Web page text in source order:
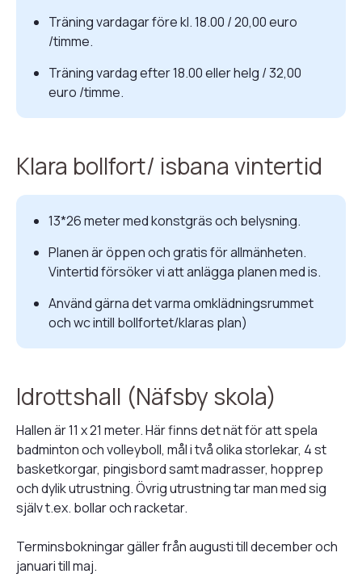
Träning vardagar före kl. 18.00 / 20,00 euro
/timme.
Träning vardag efter 18.00 eller helg / 32,00
euro /timme.
Klara bollfort/ isbana vintertid
13*26 meter med konstgräs och belysning.
Planen är öppen och gratis för allmänheten.
Vintertid försöker vi att anlägga planen med is.
Använd gärna det varma omklädningsrummet
och wc intill bollfortet/klaras plan)
Idrottshall (Näfsby skola)
Hallen är 11 x 21 meter. Här finns det nät för att spela
badminton och volleyboll, mål i två olika storlekar, 4 st
basketkorgar, pingisbord samt madrasser, hopprep
och dylik utrustning. Övrig utrustning tar man med sig
själv t.ex. bollar och racketar.
Terminsbokningar gäller från augusti till december och
januari till maj.